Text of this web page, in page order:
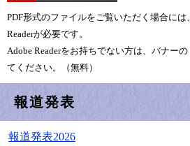
PDF形式のファイルをご覧いただく場合に
Readerが必要です。
Adobe Readerをお持ちでない方は、バナー
てください。（無料）
報道発表
報道発表2026